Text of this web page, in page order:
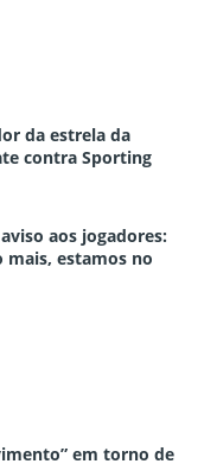
da estrela da
contra Sporting
aos jogadores:
estamos no
em torno de